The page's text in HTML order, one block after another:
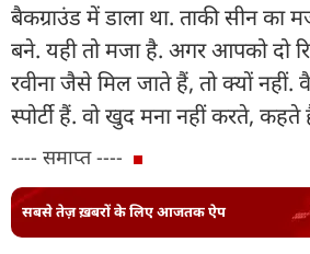
बैकग्राउंड में डाला था. ताकी सीन
बने. यही तो मजा है. अगर आपको दो
रवीना जैसे मिल जाते हैं, तो क्यों नहीं.
स्पोर्टी हैं. वो खुद मना नहीं करते,
---- समाप्त ----
सबसे तेज़ ख़बरों के लिए आजतक ऐप